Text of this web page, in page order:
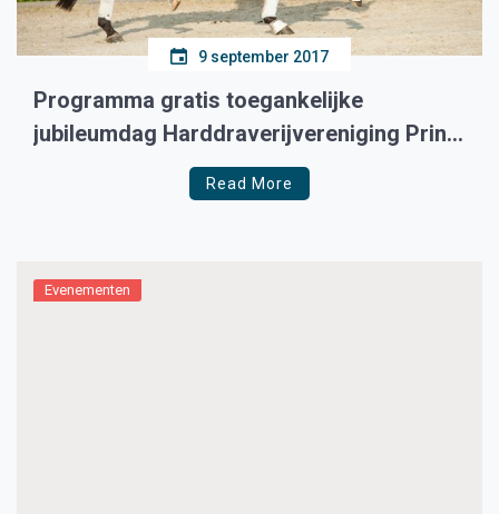
9 september 2017
Programma gratis toegankelijke
jubileumdag Harddraverijvereniging Prins
Read More
Evenementen